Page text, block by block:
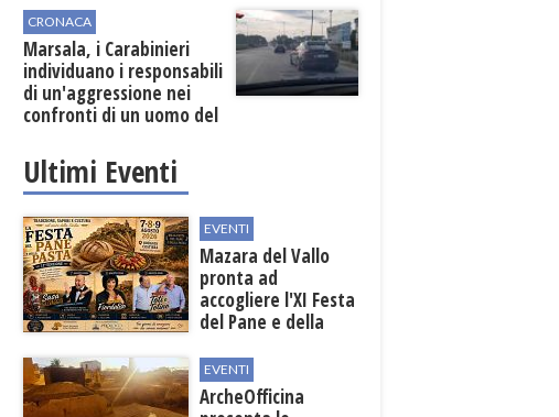
CRONACA
Marsala, i Carabinieri
individuano i responsabili
di un'aggressione nei
confronti di un uomo del
Ultimi Eventi
EVENTI
Mazara del Vallo
pronta ad
accogliere l'XI Festa
del Pane e della
EVENTI
ArcheOfficina